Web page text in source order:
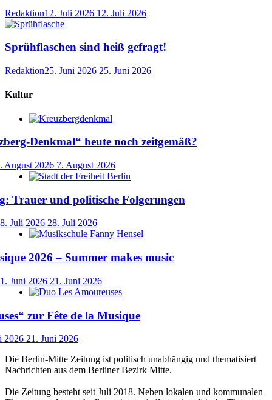
Redaktion12. Juli 2026 12. Juli 2026
Sprühflaschen sind heiß gefragt!
Redaktion25. Juni 2026 25. Juni 2026
Kultur
Denkmal“ heute noch zeitgemäß?
August 2026 7. August 2026
Trauer und politische Folgerungen
Juli 2026 28. Juli 2026
2026 – Summer makes music
Juni 2026 21. Juni 2026
zur Fête de la Musique
2026 21. Juni 2026
Die Berlin-Mitte Zeitung ist politisch unabhängig und thematisiert
Nachrichten aus dem Berliner Bezirk Mitte.
Die Zeitung besteht seit Juli 2018. Neben lokalen und kommunalen